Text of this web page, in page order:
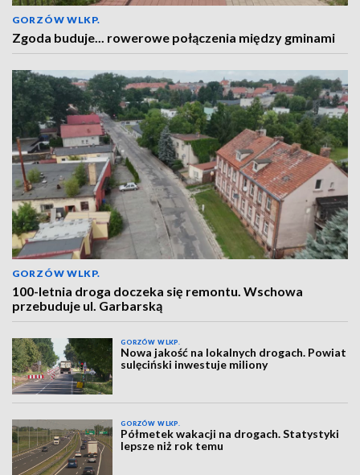
GORZÓW WLKP.
Zgoda buduje... rowerowe połączenia między gminami
GORZÓW WLKP.
100-letnia droga doczeka się remontu. Wschowa
przebuduje ul. Garbarską
GORZÓW WLKP.
Nowa jakość na lokalnych drogach. Powiat
sulęciński inwestuje miliony
GORZÓW WLKP.
Półmetek wakacji na drogach. Statystyki
lepsze niż rok temu